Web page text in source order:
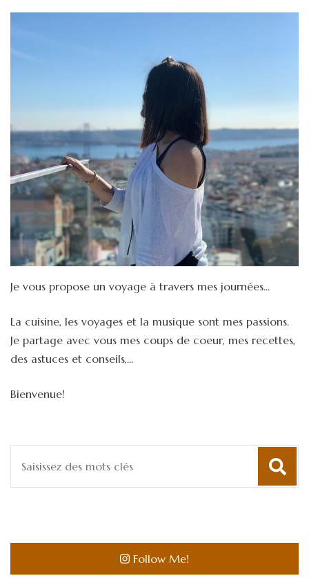
Je vous propose un voyage à travers mes journées...
La cuisine, les voyages et la musique sont mes passions.
Je partage avec vous mes coups de coeur, mes recettes,
des astuces et conseils,...
Bienvenue!
pour
:
Follow Me!